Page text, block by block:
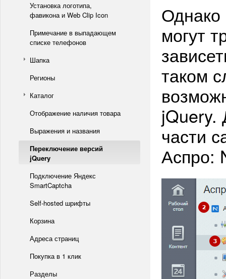
Установка логотипа,
фавикона и Web Clip Icon
Примечание в выпадающем
списке телефонов
Шапка
Регионы
Каталог
Отображение наличия товара
Выражения и названия
Переключение версий
jQuery
Подключение Яндекс
SmartCaptcha
Self-hosted шрифты
Корзина
Адреса страниц
Покупка в 1 клик
Разделы
Однако
могут
таком
jQuery.
части
Аспро: